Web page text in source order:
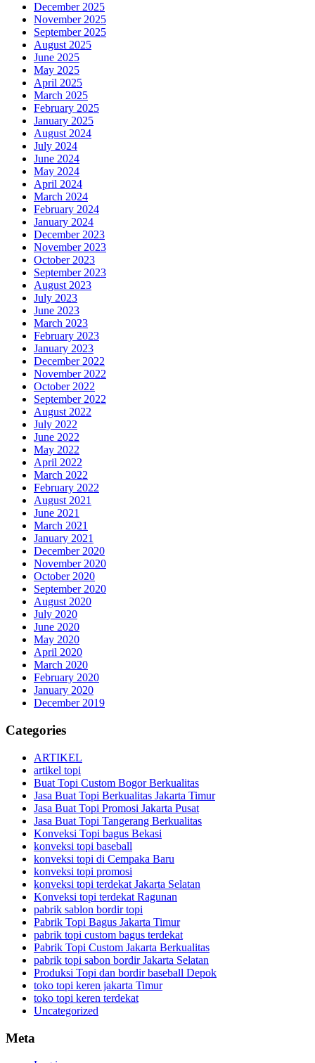
December 2025
November 2025
September 2025
August 2025
June 2025
May 2025
April 2025
March 2025
February 2025
January 2025
August 2024
July 2024
June 2024
May 2024
April 2024
March 2024
February 2024
January 2024
December 2023
November 2023
October 2023
September 2023
August 2023
July 2023
June 2023
March 2023
February 2023
January 2023
December 2022
November 2022
October 2022
September 2022
August 2022
July 2022
June 2022
May 2022
April 2022
March 2022
February 2022
August 2021
June 2021
March 2021
January 2021
December 2020
November 2020
October 2020
September 2020
August 2020
July 2020
June 2020
May 2020
April 2020
March 2020
February 2020
January 2020
December 2019
Categories
ARTIKEL
artikel topi
Buat Topi Custom Bogor Berkualitas
Jasa Buat Topi Berkualitas Jakarta Timur
Jasa Buat Topi Promosi Jakarta Pusat
Jasa Buat Topi Tangerang Berkualitas
Konveksi Topi bagus Bekasi
konveksi topi baseball
konveksi topi di Cempaka Baru
konveksi topi promosi
konveksi topi terdekat Jakarta Selatan
Konveksi topi terdekat Ragunan
pabrik sablon bordir topi
Pabrik Topi Bagus Jakarta Timur
pabrik topi custom bagus terdekat
Pabrik Topi Custom Jakarta Berkualitas
pabrik topi sabon bordir Jakarta Selatan
Produksi Topi dan bordir baseball Depok
toko topi keren jakarta Timur
toko topi keren terdekat
Uncategorized
Meta